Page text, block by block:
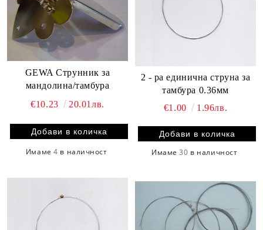
GEWA Струнник за
мандолина/тамбура
€10.23
20.01лв.
Имаме4 в наличност
2 - ра единична струна за
тамбура 0.36мм
€1.00
1.96лв.
Имаме30 в наличност